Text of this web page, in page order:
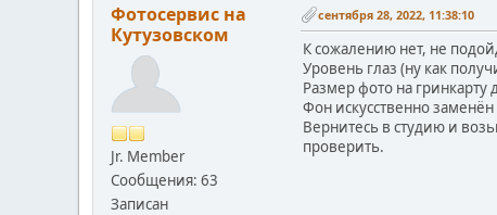
Фотосервис на
Кутузовском
Jr. Member
Сообщения: 63
Записан
сентября 28, 2022, 11:38:10
К сожалению нет, не
Уровень глаз (ну как
Размер фото на гринкарту
Фон искусственно
Вернитесь в студию и
проверить.